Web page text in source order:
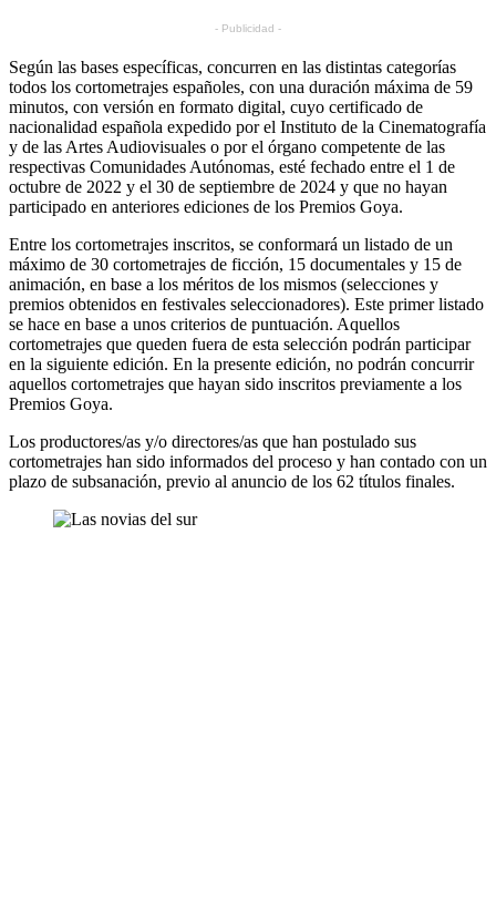
- Publicidad -
Según las bases específicas, concurren en las distintas categorías
todos los cortometrajes españoles, con una duración máxima de 59
minutos, con versión en formato digital, cuyo certificado de
nacionalidad española expedido por el Instituto de la Cinematografía
y de las Artes Audiovisuales o por el órgano competente de las
respectivas Comunidades Autónomas, esté fechado entre el 1 de
octubre de 2022 y el 30 de septiembre de 2024 y que no hayan
participado en anteriores ediciones de los Premios Goya.
Entre los cortometrajes inscritos, se conformará un listado de un
máximo de 30 cortometrajes de ficción, 15 documentales y 15 de
animación, en base a los méritos de los mismos (selecciones y
premios obtenidos en festivales seleccionadores). Este primer listado
se hace en base a unos criterios de puntuación. Aquellos
cortometrajes que queden fuera de esta selección podrán participar
en la siguiente edición. En la presente edición, no podrán concurrir
aquellos cortometrajes que hayan sido inscritos previamente a los
Premios Goya.
Los productores/as y/o directores/as que han postulado sus
cortometrajes han sido informados del proceso y han contado con un
plazo de subsanación, previo al anuncio de los 62 títulos finales.